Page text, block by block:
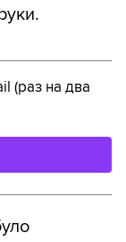
(раз на два